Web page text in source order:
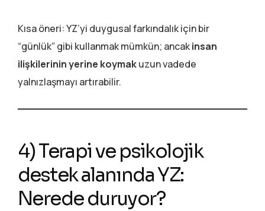
Kısa öneri: YZ’yi duygusal farkındalık için bir
“günlük” gibi kullanmak mümkün; ancakinsan
ilişkilerinin yerine koymakuzun vadede
yalnızlaşmayı artırabilir.
4) Terapi ve psikolojik
destek alanında YZ:
Nerede duruyor?